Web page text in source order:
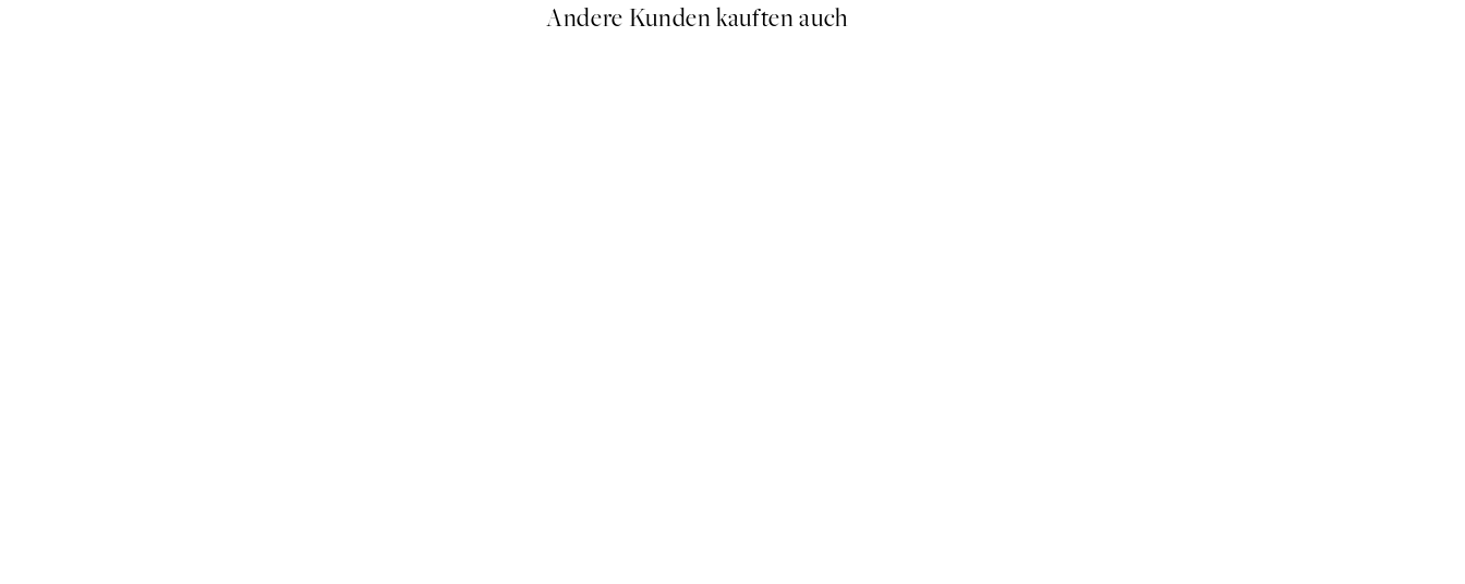
Andere Kunden kauften auch